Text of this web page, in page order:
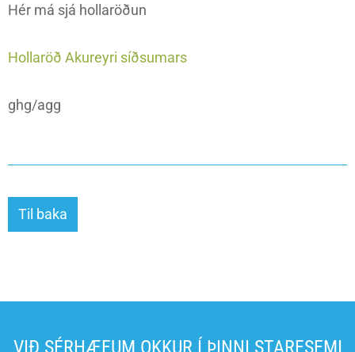
Hér má sjá hollaröðun
Hollaröð Akureyri síðsumars
ghg/agg
Til baka
VIÐ SÉRHÆFUM OKKUR Í ÞINNI STARFSEMI